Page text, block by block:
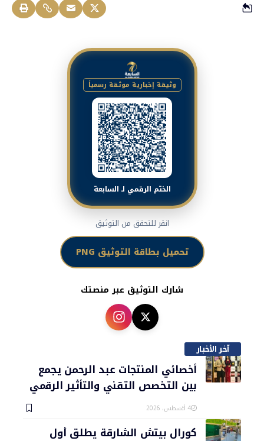
وثيقة إخبارية موثقة رسمياً
الختم الرقمي لـ السابعة
انقر للتحقق من التوثيق
تحميل بطاقة التوثيق PNG
شارك التوثيق عبر منصتك
آخر الأخبار
أخصائي المنتجات عبد الرحمن يجمع
بين التخصص التقني والتأثير الرقمي
4 أغسطس، 2026
كورال بيتش الشارقة يطلق أول